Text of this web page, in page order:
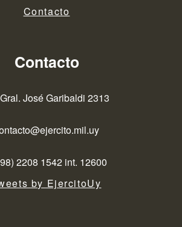
Contacto
Contacto
José Garibaldi 2313
2208 1542 int. 12600
by EjercitoUy